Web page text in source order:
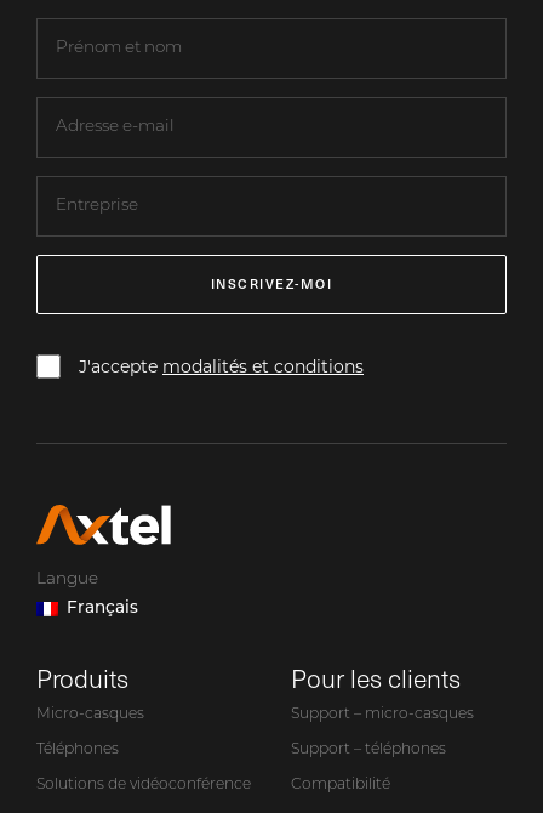
INSCRIVEZ-MOI
J'accepte modalités et conditions
Langue
Français
Produits
Micro-casques
Téléphones
Solutions de vidéoconférence
Pour les clients
Support – micro-casques
Support – téléphones
Compatibilité